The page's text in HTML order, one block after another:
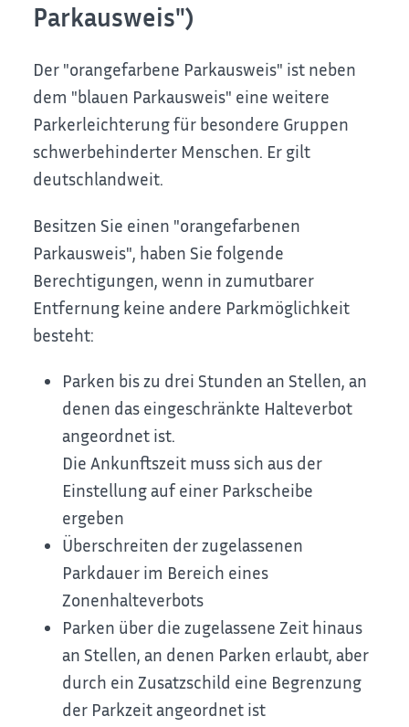
Parkausweis")
Der "orangefarbene Parkausweis" ist neben
dem "blauen Parkausweis" eine weitere
Parkerleichterung für besondere Gruppen
schwerbehinderter Menschen. Er gilt
deutschlandweit.
Besitzen Sie einen "orangefarbenen
Parkausweis", haben Sie folgende
Berechtigungen, wenn in zumutbarer
Entfernung keine andere Parkmöglichkeit
besteht:
Parken bis zu drei Stunden an Stellen, an
denen das eingeschränkte Halteverbot
angeordnet ist.
Die Ankunftszeit muss sich aus der
Einstellung auf einer Parkscheibe
ergeben
Überschreiten der zugelassenen
Parkdauer im Bereich eines
Zonenhalteverbots
Parken über die zugelassene Zeit hinaus
an Stellen, an denen Parken erlaubt, aber
durch ein Zusatzschild eine Begrenzung
der Parkzeit angeordnet ist